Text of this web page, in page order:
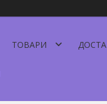
ТОВАРИ